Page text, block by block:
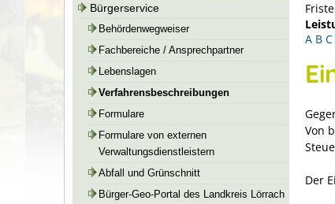
Bürgerservice
Behördenwegweiser
Fachbereiche / Ansprechpartner
Lebenslagen
Verfahrensbeschreibungen
Formulare
Formulare von externen
Verwaltungsdienstleistern
Abfall und Grünschnitt
Bürger-Geo-Portal des Landkreis Lörrach
A B C
Von
Der